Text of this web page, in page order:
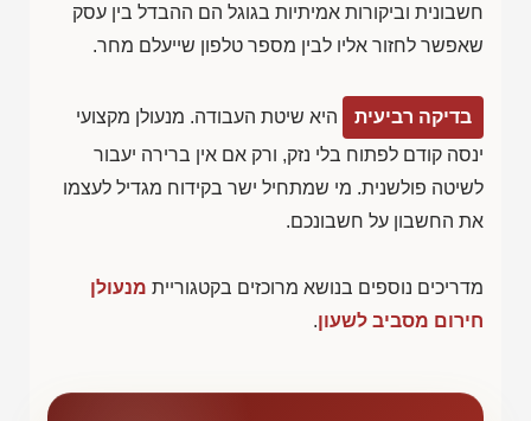
חשבונית וביקורות אמיתיות בגוגל הם ההבדל בין עסק
שאפשר לחזור אליו לבין מספר טלפון שייעלם מחר.
בדיקה רביעית
היא שיטת העבודה. מנעולן מקצועי
ינסה קודם לפתוח בלי נזק, ורק אם אין ברירה יעבור
לשיטה פולשנית. מי שמתחיל ישר בקידוח מגדיל לעצמו
את החשבון על חשבונכם.
מדריכים נוספים בנושא מרוכזים בקטגוריית מנעולן
חירום מסביב לשעון.